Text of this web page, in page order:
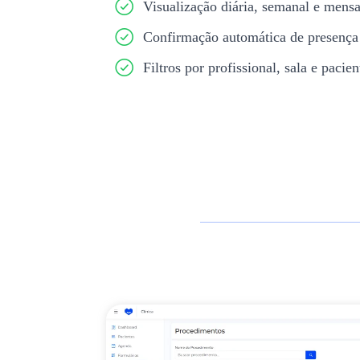
Visualização diária, semanal e
Confirmação automática de presença
Filtros por profissional, sala e